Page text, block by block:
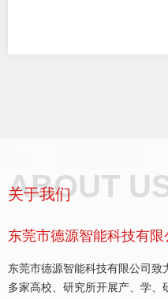
ABOUT
关于我们
东莞市德源智能科技有限
东莞市德源智能科技有限公司
多家高校、研究所开展产、学